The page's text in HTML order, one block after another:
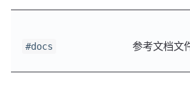
#docs 参考文档文